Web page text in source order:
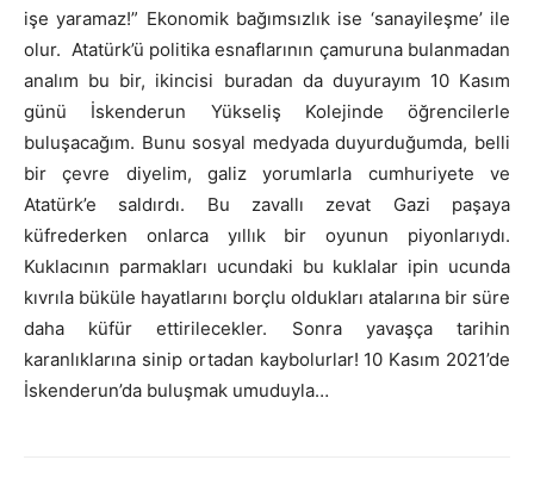
işe yaramaz!” Ekonomik bağımsızlık ise ‘sanayileşme’ ile
olur. Atatürk’ü politika esnaflarının çamuruna bulanmadan
analım bu bir, ikincisi buradan da duyurayım 10 Kasım
günü İskenderun Yükseliş Kolejinde öğrencilerle
buluşacağım. Bunu sosyal medyada duyurduğumda, belli
bir çevre diyelim, galiz yorumlarla cumhuriyete ve
Atatürk’e saldırdı. Bu zavallı zevat Gazi paşaya
küfrederken onlarca yıllık bir oyunun piyonlarıydı.
Kuklacının parmakları ucundaki bu kuklalar ipin ucunda
kıvrıla büküle hayatlarını borçlu oldukları atalarına bir süre
daha küfür ettirilecekler. Sonra yavaşça tarihin
karanlıklarına sinip ortadan kaybolurlar! 10 Kasım 2021’de
İskenderun’da buluşmak umuduyla…